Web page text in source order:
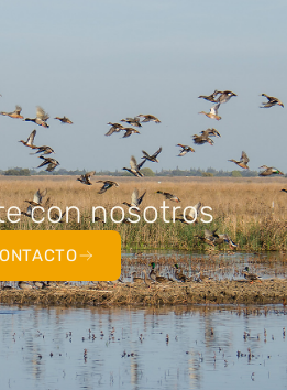
con nosotros